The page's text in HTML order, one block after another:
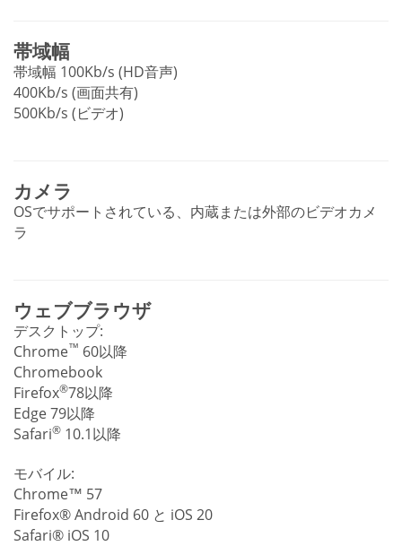
帯域幅
帯域幅 100Kb/s (HD音声)
400Kb/s (画面共有)
500Kb/s (ビデオ)
カメラ
OSでサポートされている、内蔵または外部のビデオカメ
ラ
ウェブブラウザ
デスクトップ:
Chrome™ 60以降
Chromebook
Firefox®78以降
Edge 79以降
Safari® 10.1以降
モバイル:
Chrome™ 57
Firefox® Android 60 と iOS 20
Safari® iOS 10